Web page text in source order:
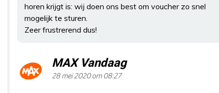
horen krijgt is: wij doen ons best om voucher zo snel
mogelijk te sturen.
Zeer frustrerend dus!
MAX Vandaag
28 mei 2020 om 08:27